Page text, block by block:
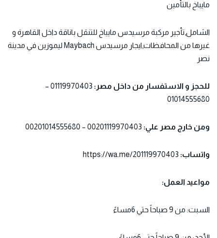
مايباخ بالتأمين
الشامل,تأجير مركبة مرسيدس مايباخ للتنقل باناقة داخل القاهرة و
غيرها من المحافظات,ايجار مرسيدس Maybach ليموزين في مدينة
نصر
للحجز و الاستفسار من داخل مصر:
01119970403 –
01014555680
ومن خارج مصر علي:
واتساب:
مواعيد العمل:
السبت: من 9 صباحاً حتي 6مساءً